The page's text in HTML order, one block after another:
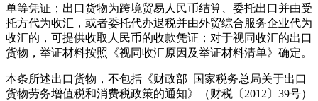
单等凭证；出口货物为跨境贸易人民币结算、委托出口并由受
托方代为收汇，或者委托代办退税并由外贸综合服务企业代为
收汇的，可提供收取人民币的收款凭证；对于视同收汇的出口
货物，举证材料按照《视同收汇原因及举证材料清单》确定。
本条所述出口货物，不包括《财政部 国家税务总局关于出口
货物劳务增值税和消费税政策的通知》（财税〔 2012 〕 39号）